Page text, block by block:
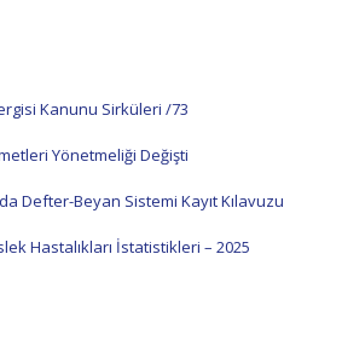
Kanunu Sirküleri /73
Yönetmeliği Değişti
Defter-Beyan Sistemi Kayıt Kılavuzu
Hastalıkları İstatistikleri – 2025